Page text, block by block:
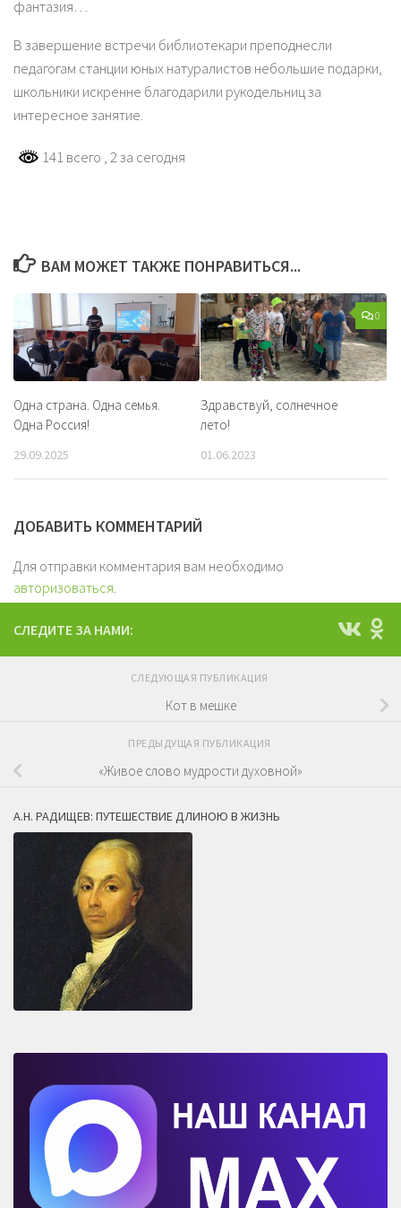
фантазия…
В завершение встречи библиотекари преподнесли
педагогам станции юных натуралистов небольшие подарки,
школьники искренне благодарили рукодельниц за
интересное занятие.
141 всего , 2 за сегодня
ВАМ МОЖЕТ ТАКЖЕ ПОНРАВИТЬСЯ...
Одна страна. Одна семья.
Одна Россия!
29.09.2025
0
Здравствуй, солнечное
лето!
01.06.2023
ДОБАВИТЬ КОММЕНТАРИЙ
Для отправки комментария вам необходимо
авторизоваться.
СЛЕДИТЕ ЗА НАМИ:
СЛЕДУЮЩАЯ ПУБЛИКАЦИЯ
Кот в мешке
ПРЕДЫДУЩАЯ ПУБЛИКАЦИЯ
«Живое слово мудрости духовной»
А.Н. РАДИЩЕВ: ПУТЕШЕСТВИЕ ДЛИНОЮ В ЖИЗНЬ